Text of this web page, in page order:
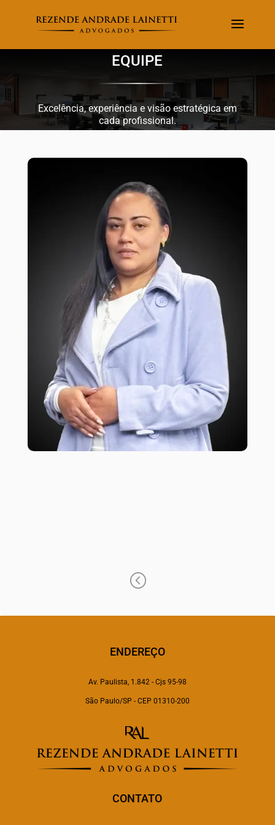
EQUIPE
Excelência, experiência e visão estratégica em
cada profissional.
<
ENDEREÇO
Av. Paulista, 1.842 - Cjs 95-98
São Paulo/SP - CEP 01310-200
CONTATO